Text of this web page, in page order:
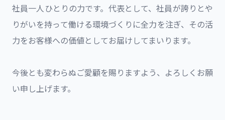
社員一人ひとりの力です。代表として、社員が誇りとや
りがいを持って働ける環境づくりに全力を注ぎ、その活
力をお客様への価値としてお届けしてまいります。
今後とも変わらぬご愛顧を賜りますよう、よろしくお願
い申し上げます。